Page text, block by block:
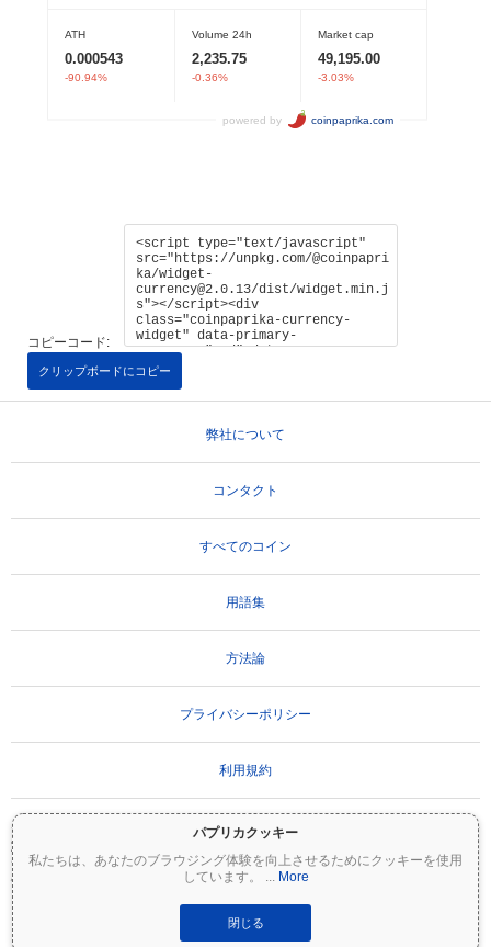
パプリカクッキー
私たちは、あなたのブラウジング体験を向上させるためにクッキーを使用
しています。
... More
閉じる
コピーコード:
クリップボードにコピー
弊社について
コンタクト
すべてのコイン
用語集
方法論
プライバシーポリシー
利用規約
重要な免責事項：
す。投資額の一部または全額を失う可能性があります。Coinpaprikaのすべての情報は
情報提供のみを目的としており、財務または投資のアドバイスを構成するものではあ
りません。投資判断を行う前に、必ずご自身で調査（DYOR）を行い、資格のあるファ
イナンシャルアドバイザーに相談してください。Coinpaprikaは、この情報の使用に起
因するいかなる損失についても責任を負いません。